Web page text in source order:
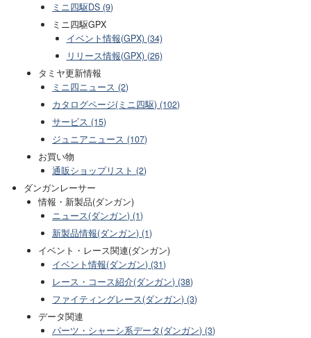
ミニ四駆DS (9)
ミニ四駆GPX
イベント情報(GPX) (34)
リリース情報(GPX) (26)
タミヤ更新情報
ミニ四ニュース (2)
カタログページ(ミニ四駆) (102)
サービス (15)
ジュニアニュース (107)
お買い物
通販ショップリスト (2)
ダンガンレーサー
情報・新製品(ダンガン)
ニュース(ダンガン) (1)
新製品情報(ダンガン) (1)
イベント・レース関連(ダンガン)
イベント情報(ダンガン) (31)
レース・コース紹介(ダンガン) (38)
ファイティングレース(ダンガン) (3)
データ関連
パーツ・シャーシ系データ(ダンガン) (3)